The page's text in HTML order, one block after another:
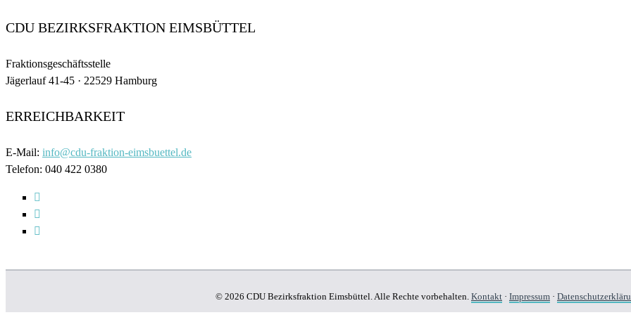
CDU BEZIRKSFRAKTION EIMSBÜTTEL
Fraktionsgeschäftsstelle
Jägerlauf 41-45 · 22529 Hamburg
ERREICHBARKEIT
E-Mail: info@cdu-fraktion-eimsbuettel.de
Telefon: 040 422 0380
© 2026 CDU Bezirksfraktion Eimsbüttel. Alle Rechte vorbehalten. Kontakt · Impressum ·